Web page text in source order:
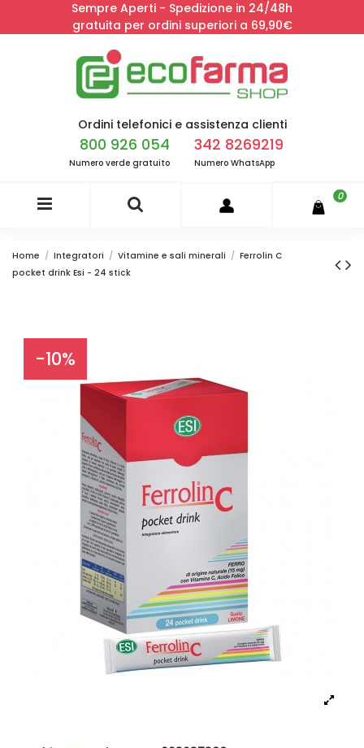
Sempre Aperti - Spedizione in 24/48h
gratuita per ordini superiori a 69,90€
Ordini telefonici e assistenza clienti
800 926 054
Numero verde gratuito
342 8269219
Numero WhatsApp
0
Home Integratori Vitamine e sali minerali
Ferrolin C
pocket drink Esi - 24 stick
-10%